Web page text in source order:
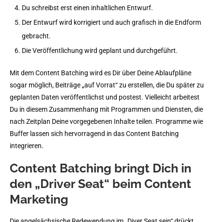
Du schreibst erst einen inhaltlichen Entwurf.
Der Entwurf wird korrigiert und auch grafisch in die Endform
gebracht.
Die Veröffentlichung wird geplant und durchgeführt.
Mit dem Content Batching wird es Dir über Deine Ablaufpläne
sogar möglich, Beiträge „auf Vorrat“ zu erstellen, die Du später zu
geplanten Daten veröffentlichst und postest. Vielleicht arbeitest
Du in diesem Zusammenhang mit Programmen und Diensten, die
nach Zeitplan Deine vorgegebenen Inhalte teilen. Programme wie
Buffer lassen sich hervorragend in das Content Batching
integrieren.
Content Batching bringt Dich in
den „Driver Seat“ beim Content
Marketing